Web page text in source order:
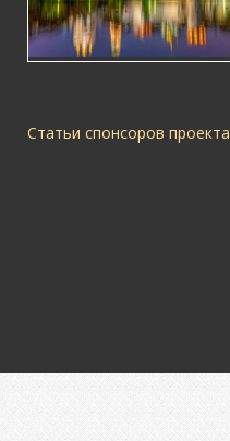
Статьи спонсоров проекта